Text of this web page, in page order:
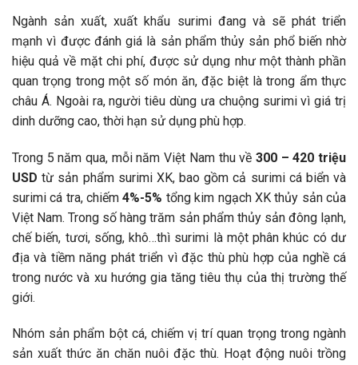
Ngành sản xuất, xuất khẩu surimi đang và sẽ phát triển
mạnh vì được đánh giá là sản phẩm thủy sản phổ biến nhờ
hiệu quả về mặt chi phí, được sử dụng như một thành phần
quan trọng trong một số món ăn, đặc biệt là trong ẩm thực
châu Á. Ngoài ra, người tiêu dùng ưa chuộng surimi vì giá trị
dinh dưỡng cao, thời hạn sử dụng phù hợp.
Trong 5 năm qua, mỗi năm Việt Nam thu về 300 – 420 triệu
USD từ sản phẩm surimi XK, bao gồm cả surimi cá biển và
surimi cá tra, chiếm4%-5% tổng kim ngạch XK thủy sản của
Việt Nam. Trong số hàng trăm sản phẩm thủy sản đông lạnh,
chế biến, tươi, sống, khô…thì surimi là một phân khúc có dư
địa và tiềm năng phát triển vì đặc thù phù hợp của nghề cá
trong nước và xu hướng gia tăng tiêu thụ của thị trường thế
giới.
Nhóm sản phẩm bột cá, chiếm vị trí quan trọng trong ngành
sản xuất thức ăn chăn nuôi đặc thù. Hoạt động nuôi trồng